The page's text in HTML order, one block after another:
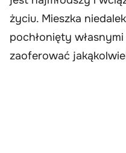
życiu. Mieszka
pochłonięty
zaoferować